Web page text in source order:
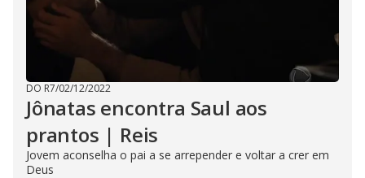
DO R7/02/12/2022
Jônatas encontra Saul aos
prantos | Reis
Jovem aconselha o pai a se arrepender e voltar a crer em
Deus